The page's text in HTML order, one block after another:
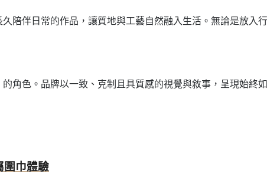
陪伴日常的作品，讓質地與工藝自然融入生活。無論是放入
角色。品牌以一致、克制且具質感的視覺與敘事，呈現始終
圍巾體驗